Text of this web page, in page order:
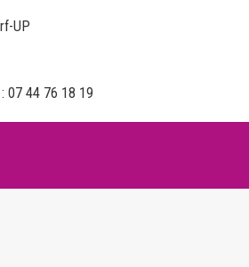
UP
: 07 44 76 18 19